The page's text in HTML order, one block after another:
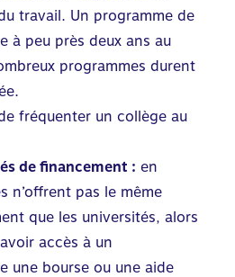
travail. Un programme de
à peu près deux ans au
programmes durent
fréquenter un collège au
de financement : en
n’offrent pas le même
que les universités, alors
accès à un
une bourse ou une aide